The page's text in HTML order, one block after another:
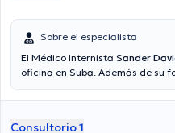
Sobre el especialista
El Médico Internista Sander
oficina en Suba. Además de su
especialidad. El Dr. posee años
de diversas asociaciones
Consultorio 1